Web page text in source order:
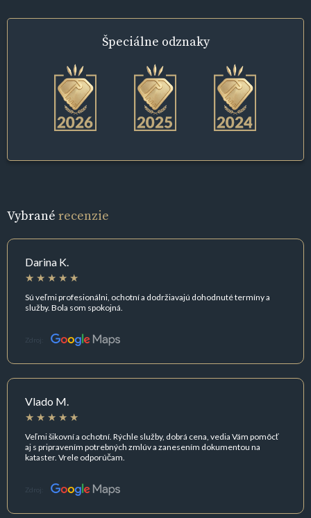
Špeciálne odznaky
Vybrané recenzie
Darina K.
Sú veľmi profesionálni, ochotní a dodržiavajú dohodnuté termíny a
služby. Bola som spokojná.
Zdroj:
Vlado M.
Veľmi šikovní a ochotní. Rýchle služby, dobrá cena, vedia Vám pomôcť
aj s pripravením potrebných zmlúv a zanesením dokumentou na
kataster. Vrele odporúčam.
Zdroj: